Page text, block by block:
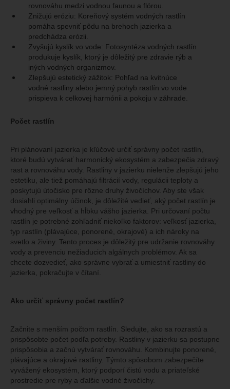
rovnováhu medzi vodnou faunou a flórou.
Znižujú eróziu: Koreňový systém vodných rastlín
pomáha spevniť pôdu na brehoch jazierka a
predchádza erózii.
Zvyšujú kyslík vo vode: Fotosyntéza vodných rastlín
produkuje kyslík, ktorý je dôležitý pre zdravie rýb a
iných vodných organizmov.
Zlepšujú estetický zážitok: Pohľad na kvitnúce
vodné rastliny alebo jemný pohyb rastlín vo vode
prispieva k celkovej harmónii a pokoju v záhrade.
Počet rastlín
Pri plánovaní jazierka je kľúčové určiť správny počet rastlín,
ktoré budú vytvárať harmonický ekosystém a zabezpečia zdravý
rast a rovnováhu vody. Rastliny v jazierku nielenže zlepšujú jeho
estetiku, ale tiež pomáhajú filtrácií vody, regulácii teploty a
poskytujú útočisko pre rôzne druhy živočíchov. Aby ste však
dosiahli optimálny účinok, je dôležité vedieť, aký počet rastlín je
vhodný pre veľkosť a hĺbku vášho jazierka. Pri určovaní počtu
rastlín je potrebné zohľadniť niekoľko faktorov: veľkosť jazierka,
typ rastlín (plávajúce, ponorené, okrajové) a ich nároky na
svetlo a živiny. Tento proces je dôležitý pre udržanie rovnováhy
vody a prevenciu nežiaducich algálnych problémov. Ak sa
chcete dozvedieť, ako správne vybrať a umiestniť rastliny do
jazierka, pokračujte v čítaní.
Ako určiť správny počet rastlín?
Začnite s menším počtom rastlín. Sledujte, ako sa rozrastú a
prispôsobte počet podľa potreby. Rastliny v jazierku sa postupne
prispôsobia a začnú vytvárať rovnováhu. Kombinujte ponorené,
plávajúce a okrajové rastliny. Týmto spôsobom zabezpečíte
vyvážený ekosystém, ktorý podporí čistú vodu a priateľské
prostredie pre ryby a ďalšie vodné živočíchy.